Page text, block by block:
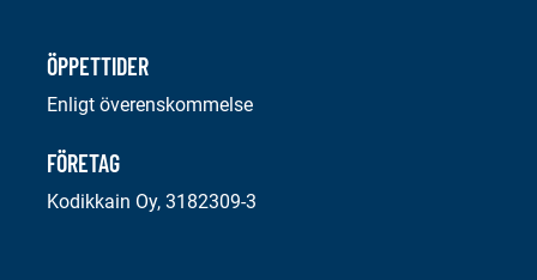
ÖPPETTIDER
Enligt överenskommelse
FÖRETAG
Kodikkain Oy, 3182309-3